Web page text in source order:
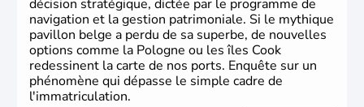
décision stratégique, dictée par le programme de
navigation et la gestion patrimoniale. Si le mythique
pavillon belge a perdu de sa superbe, de nouvelles
options comme la Pologne ou les îles Cook
redessinent la carte de nos ports. Enquête sur un
phénomène qui dépasse le simple cadre de
l'immatriculation.